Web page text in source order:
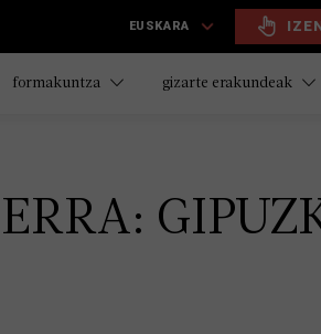
EUSKARA
formakuntza gizarte erakundeak